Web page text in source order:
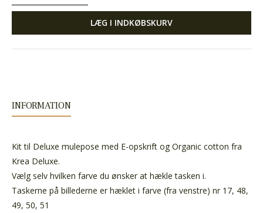
LÆG I INDKØBSKURV
INFORMATION
Kit til Deluxe mulepose med E-opskrift og Organic cotton fra
Krea Deluxe.
Vælg selv hvilken farve du ønsker at hækle tasken i.
Taskerne på billederne er hæklet i farve (fra venstre) nr 17, 48,
49, 50, 51